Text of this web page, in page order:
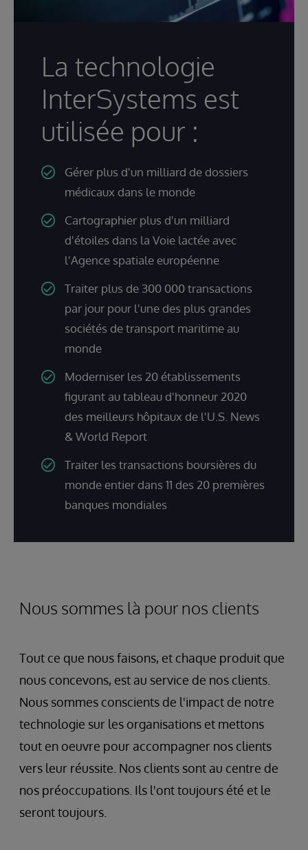
La technologie
InterSystems est
utilisée pour :
Gérer plus d'un milliard de dossiers
médicaux dans le monde
Cartographier plus d'un milliard
d'étoiles dans la Voie lactée avec
l'Agence spatiale européenne
Traiter plus de 300 000 transactions
par jour pour l'une des plus grandes
sociétés de transport maritime au
monde
Moderniser les 20 établissements
figurant au tableau d'honneur 2020
des meilleurs hôpitaux de l'U.S. News
& World Report
Traiter les transactions boursières du
monde entier dans 11 des 20 premières
banques mondiales
Nous sommes là pour nos clients
Tout ce que nous faisons, et chaque produit que
nous concevons, est au service de nos clients.
Nous sommes conscients de l'impact de notre
technologie sur les organisations et mettons
tout en oeuvre pour accompagner nos clients
vers leur réussite. Nos clients sont au centre de
nos préoccupations. Ils l'ont toujours été et le
seront toujours.